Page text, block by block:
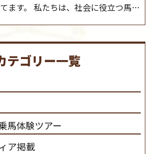
ます。 私たちは、社会に役立つ馬を
は、馬や人々に癒しとなる環境を守
す。 私たちは、馬の品種と血統にこ
は、乗用馬の質の向上を目指し、生
産･育成･調教を一貫して行います。カナディアンキャ
のツアー情報はこちら
テゴリー一覧
馬体験ツアー
ア掲載